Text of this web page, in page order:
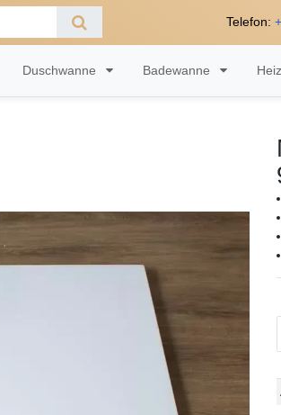
Telefon:
Duschwanne Badewanne